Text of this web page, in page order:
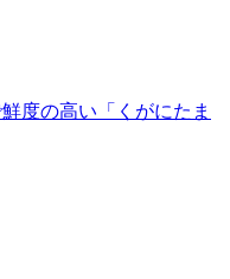
度の高い「くがにたま